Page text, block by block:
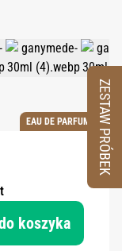
EAU DE PARFUM
koszyka
ZESTAW PRÓBEK